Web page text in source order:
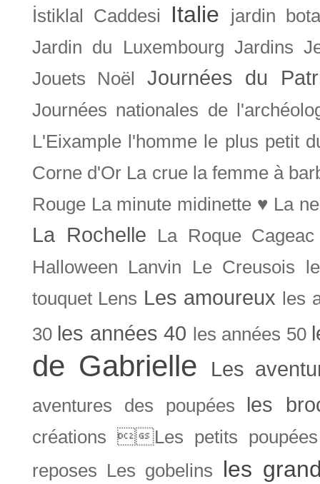
İstiklal Caddesi Italie
jardin
Jardin du Luxembourg Jardins
Jouets Noël
Journées du
Journées nationales de
L'Eixample l'homme le plus petit
Corne d'Or La crue la femme à
Rouge La minute midinette ♥ La
La Rochelle
La Roque Cageac
Halloween
Lanvin Le Creusois
touquet Lens Les amoureux les
30 les années 40 les années 50
de Gabrielle Les
aventures des poupées les
créations Les petits
reposes Les gobelins les